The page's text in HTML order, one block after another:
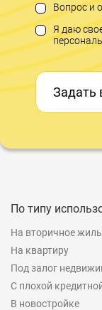
Вопрос и
Я даю
Задать
По типу
На вторичное
На квартиру
Под залог
С плохой
В новостройке